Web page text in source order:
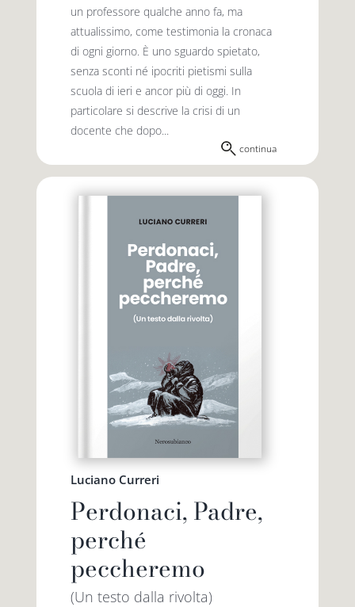
un professore qualche anno fa, ma
attualissimo, come testimonia la cronaca
di ogni giorno. È uno sguardo spietato,
senza sconti né ipocriti pietismi sulla
scuola di ieri e ancor più di oggi. In
particolare si descrive la crisi di un
docente che dopo...
continua
Luciano Curreri
Perdonaci, Padre,
perché
peccheremo
(Un testo dalla rivolta)